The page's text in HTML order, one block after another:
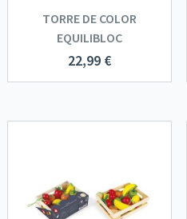
TORRE DE COLOR
EQUILIBLOC
22,99 €